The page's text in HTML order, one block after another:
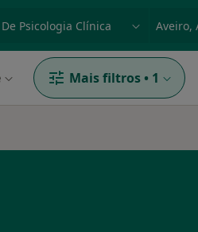
doença ou nome
Mais filtros • 1